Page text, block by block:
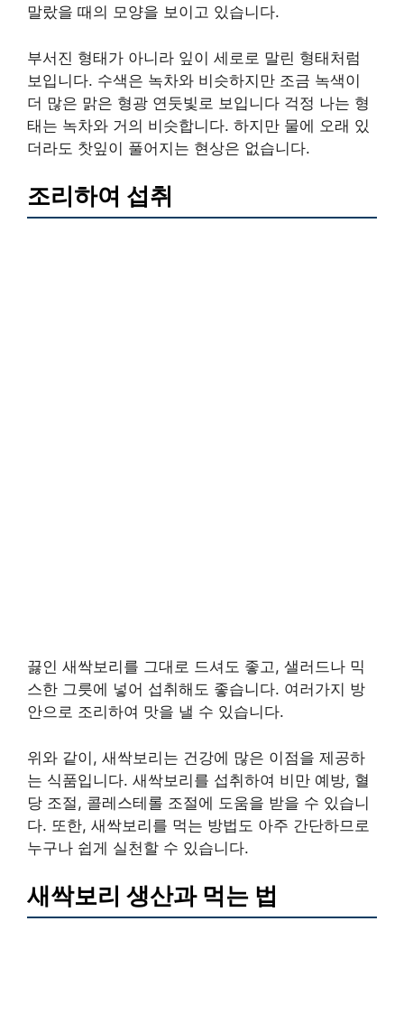
말랐을 때의 모양을 보이고 있습니다.
부서진 형태가 아니라 잎이 세로로 말린 형태처럼
보입니다. 수색은 녹차와 비슷하지만 조금 녹색이
더 많은 맑은 형광 연둣빛로 보입니다 걱정 나는 형
태는 녹차와 거의 비슷합니다. 하지만 물에 오래 있
더라도 찻잎이 풀어지는 현상은 없습니다.
조리하여 섭취
끓인 새싹보리를 그대로 드셔도 좋고, 샐러드나 믹
스한 그릇에 넣어 섭취해도 좋습니다. 여러가지 방
안으로 조리하여 맛을 낼 수 있습니다.
위와 같이, 새싹보리는 건강에 많은 이점을 제공하
는 식품입니다. 새싹보리를 섭취하여 비만 예방, 혈
당 조절, 콜레스테롤 조절에 도움을 받을 수 있습니
다. 또한, 새싹보리를 먹는 방법도 아주 간단하므로
누구나 쉽게 실천할 수 있습니다.
새싹보리 생산과 먹는 법